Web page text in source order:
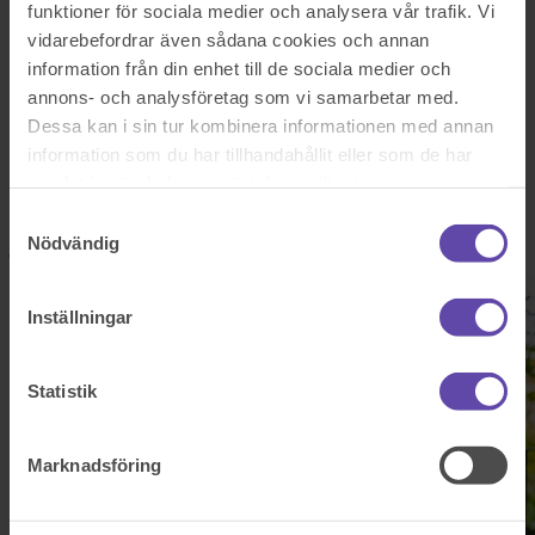
funktioner för sociala medier och analysera vår trafik. Vi
vidarebefordrar även sådana cookies och annan
information från din enhet till de sociala medier och
annons- och analysföretag som vi samarbetar med.
Dessa kan i sin tur kombinera informationen med annan
information som du har tillhandahållit eller som de har
Nödvändig
Inställningar
Statistik
Marknadsföring
Sparbanken Bergslagen
Välkommen till Familjens
Jurist
där du som privatkund hos Sparbanken Bergslagen kan få hjälp med
juridiska frågor till ett förmånligt pris.